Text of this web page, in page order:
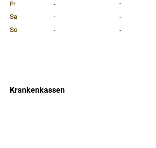
Fr - -
Sa -
-
So
-
-
Krankenkassen